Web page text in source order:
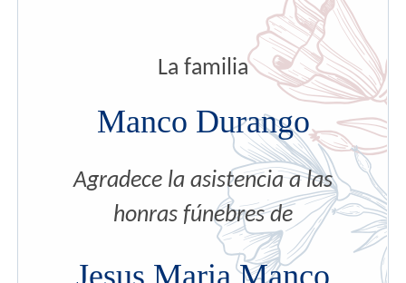
La familia
Manco Durango
Agradece la asistencia a las
honras fúnebres de